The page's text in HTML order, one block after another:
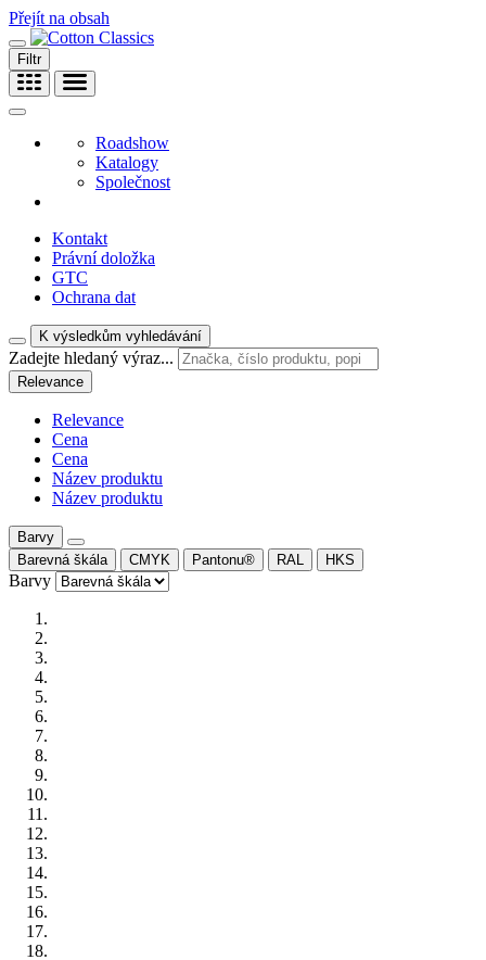
Přejít na obsah
Filtr
Roadshow
Katalogy
Společnost
Kontakt
Právní doložka
GTC
Ochrana dat
K výsledkům vyhledávání
Zadejte hledaný výraz...
Relevance
Relevance
Cena
Cena
Název produktu
Název produktu
Barvy
Barevná škála
CMYK Pantonu® RAL HKS
Barvy